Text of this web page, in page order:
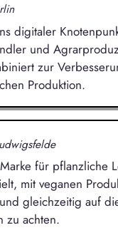
digitaler
und
zur
Produktion.
für pflanzliche
mit veganen
gleichzeitig auf
zu achten.